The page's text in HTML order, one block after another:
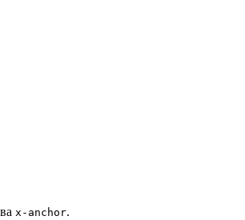
x-anchor.